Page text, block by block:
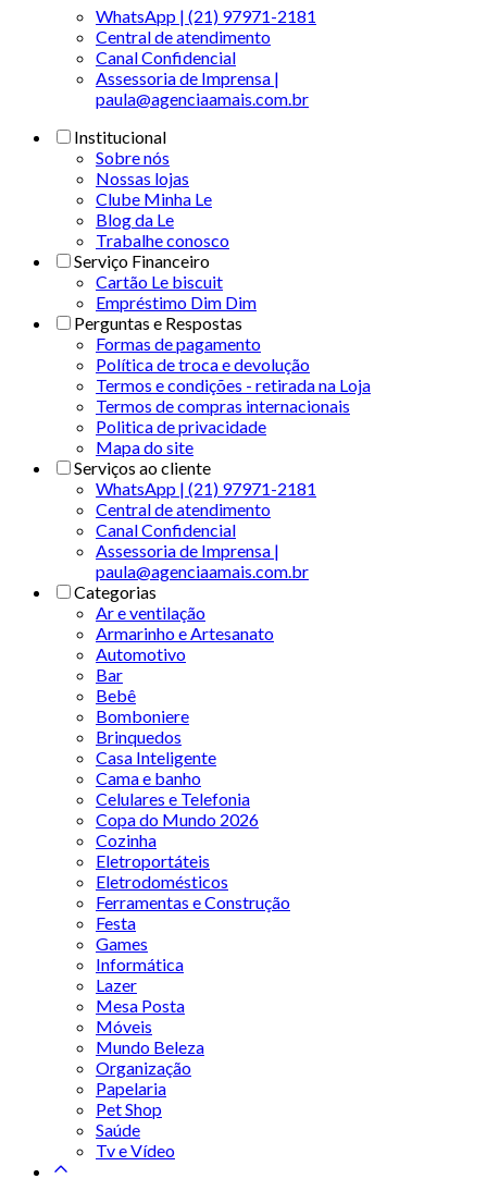
WhatsApp | (21) 97971-2181
Central de atendimento
Canal Confidencial
Assessoria de Imprensa |
paula@agenciaamais.com.br
Institucional
Sobre nós
Nossas lojas
Clube Minha Le
Blog da Le
Trabalhe conosco
Serviço Financeiro
Cartão Le biscuit
Empréstimo Dim Dim
Perguntas e Respostas
Formas de pagamento
Política de troca e devolução
Termos e condições - retirada na Loja
Termos de compras internacionais
Politica de privacidade
Mapa do site
Serviços ao cliente
WhatsApp | (21) 97971-2181
Central de atendimento
Canal Confidencial
Assessoria de Imprensa |
paula@agenciaamais.com.br
Categorias
Ar e ventilação
Armarinho e Artesanato
Automotivo
Bar
Bebê
Bomboniere
Brinquedos
Casa Inteligente
Cama e banho
Celulares e Telefonia
Copa do Mundo 2026
Cozinha
Eletroportáteis
Eletrodomésticos
Ferramentas e Construção
Festa
Games
Informática
Lazer
Mesa Posta
Móveis
Mundo Beleza
Organização
Papelaria
Pet Shop
Saúde
Tv e Vídeo